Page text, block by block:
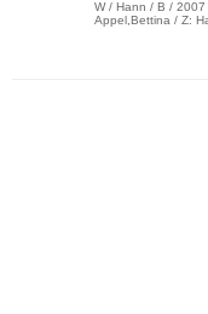
W / Hann / B /
Appel,Bettina / Z: